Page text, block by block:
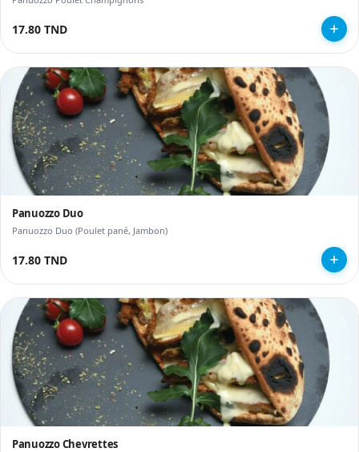
17.80 TND
Panuozzo Duo
Panuozzo Duo (Poulet pané, Jambon)
17.80 TND
Panuozzo Chevrettes